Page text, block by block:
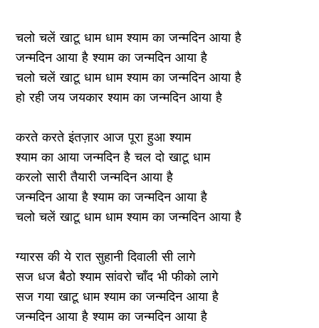
चलो चलें खाटू धाम धाम श्याम का जन्मदिन आया है
जन्मदिन आया है श्याम का जन्मदिन आया है
चलो चलें खाटू धाम धाम श्याम का जन्मदिन आया है
हो रही जय जयकार श्याम का जन्मदिन आया है
करते करते इंतज़ार आज पूरा हुआ श्याम
श्याम का आया जन्मदिन है चल दो खाटू धाम
करलो सारी तैयारी जन्मदिन आया है
जन्मदिन आया है श्याम का जन्मदिन आया है
चलो चलें खाटू धाम धाम श्याम का जन्मदिन आया है
ग्यारस की ये रात सुहानी दिवाली सी लागे
सज धज बैठो श्याम सांवरो चाँद भी फीको लागे
सज गया खाटू धाम श्याम का जन्मदिन आया है
जन्मदिन आया है श्याम का जन्मदिन आया है